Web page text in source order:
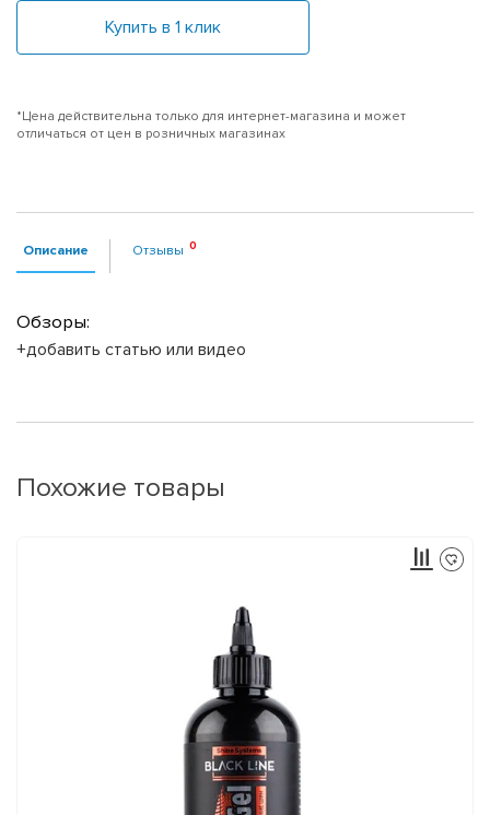
Купить в 1 клик
*Цена действительна только для интернет-магазина и может
отличаться от цен в розничных магазинах
Описание Отзывы
Обзоры:
+добавить статью или видео
Похожие товары